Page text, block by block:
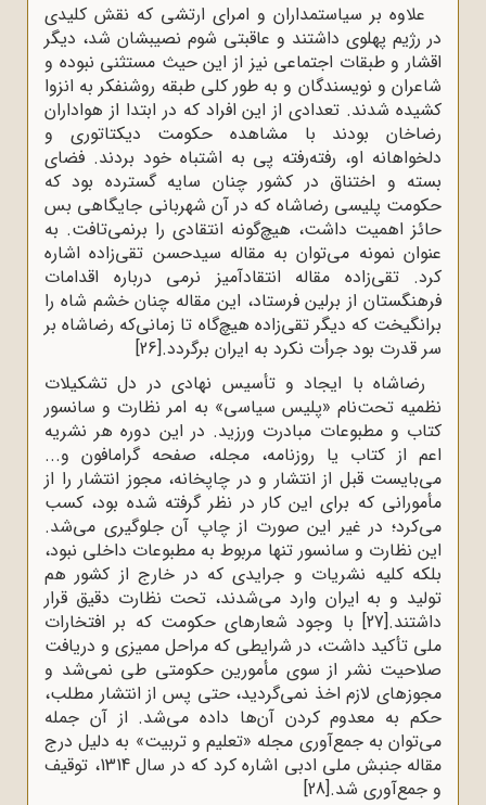
علاوه بر سیاستمداران و امرای ارتشی که نقش کلیدی
در رژیم پهلوی داشتند و عاقبتی شوم نصیبشان شد، دیگر
اقشار و طبقات اجتماعی نیز از این حیث مستثنی نبوده و
شاعران و نویسندگان و به طور کلی طبقه روشنفکر به انزوا
کشیده شدند. تعدادی از این افراد که در ابتدا از هواداران
رضاخان بودند با مشاهده حکومت دیکتاتوری و
دلخواهانه او، رفته‌رفته پی به اشتباه خود بردند. فضای
بسته و اختناق در کشور چنان سایه گسترده بود که
حکومت پلیسی رضاشاه که در آن شهربانی جایگاهی بس
حائز اهمیت داشت، هیچ‌گونه انتقادی را برنمی‌تافت. به
‌عنوان نمونه می‌توان به مقاله سیدحسن تقی‌زاده اشاره
کرد. تقی‌زاده مقاله انتقادآمیز نرمی درباره اقدامات
فرهنگستان از برلین فرستاد، این مقاله چنان خشم شاه را
برانگیخت که دیگر تقی‌زاده هیچ‌گاه تا زمانی‌که رضاشاه بر
سر قدرت بود جرأت نکرد به ایران برگردد.[26]
رضاشاه با ایجاد و تأسیس نهادی در دل تشکیلات
نظمیه تحت‌نام «پلیس سیاسی» به امر نظارت و سانسور
کتاب و مطبوعات مبادرت ورزید. در این دوره هر نشریه
اعم از کتاب یا روزنامه، مجله، صفحه گرامافون و...
می‌بایست قبل از انتشار و در چاپخانه، مجوز انتشار را از
مأمورانی که برای این کار در نظر گرفته شده بود، کسب
می‌کرد؛ در غیر این صورت از چاپ آن جلوگیری می‌شد.
این نظارت و سانسور تنها مربوط به مطبوعات داخلی نبود،
بلکه کلیه نشریات و جرایدی که در خارج از کشور هم
تولید و به ایران وارد می‌شدند، تحت نظارت دقیق قرار
داشتند.[27]
با وجود شعارهای حکومت که بر افتخارات
ملی تأکید داشت، در شرایطی که مراحل ممیزی و دریافت
صلاحیت نشر از سوی مأمورین حکومتی طی نمی‌شد و
مجوزهای لازم اخذ نمی‌گردید، حتی پس از انتشار مطلب،
حکم به معدوم کردن آن‌ها داده می‌شد. از آن جمله
می‌توان به جمع‌آوری مجله «تعلیم و تربیت» به دلیل درج
مقاله جنبش ملی ادبی اشاره کرد که در سال 1314، توقیف
و جمع‌آوری شد.[28]